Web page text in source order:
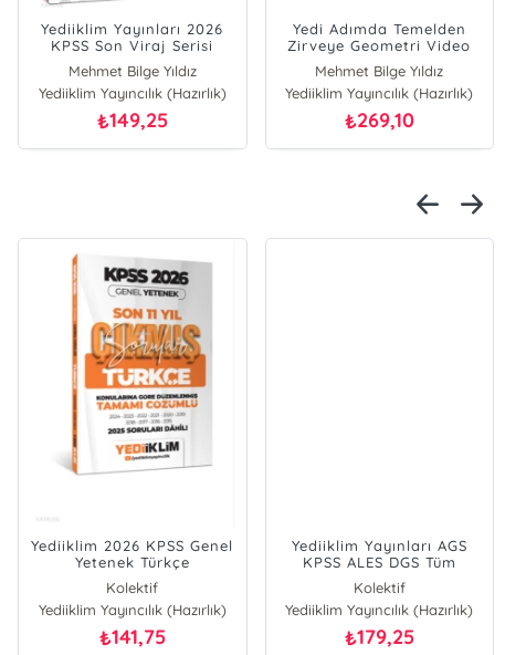
Yediiklim Yayınları 2026
KPSS Son Viraj Serisi
Matematik Tamamı Video
Çözümlü 500 Soruda
Genel Tekrar Kampı
Mehmet Bilge Yıldız
Yediiklim Yayıncılık (Hazırlık)
₺149,25
Yedi Adımda Temelden
Zirveye Geometri Video
;Konu Anlatımlı Video
Çözümlü Soru Bankası
Mehmet Bilge Yıldız
Yediiklim Yayıncılık (Hazırlık)
₺269,10
Yediiklim 2026 KPSS Genel
Yetenek Türkçe
Konularına Göre Tamamı
Çözümlü Son 11 Yıl Çıkmış
Sorular
Kolektif
Yediiklim Yayıncılık (Hazırlık)
₺141,75
Yediiklim Yayınları AGS
KPSS ALES DGS Tüm
Adaylar İçin Paragraf
Tamamı PDF Çözümlü;Tüm
Paragraf Soruları - Çıkmış
Sorular
Kolektif
Yediiklim Yayıncılık (Hazırlık)
₺179,25